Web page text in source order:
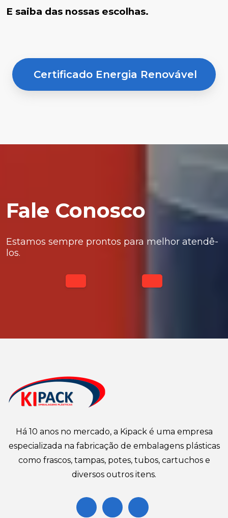
E saiba das nossas escolhas.
Certificado Energia Renovável
Fale Conosco
Estamos sempre prontos para melhor atendê-
los.
Há 10 anos no mercado, a Kipack é uma empresa
especializada na fabricação de embalagens plásticas
como frascos, tampas, potes, tubos, cartuchos e
diversos outros itens.